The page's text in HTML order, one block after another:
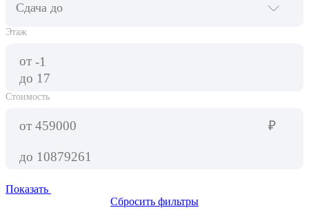
Cдача до
Этаж
от
до
Стоимость
от ₽
до
Показать
Сбросить фильтры